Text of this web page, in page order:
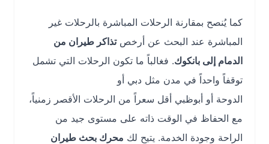
كما يُنصح بمقارنة الرحلات المباشرة بالرحلات غير
المباشرة عند البحث عن أرخص تذاكر طيران من
الدمام إلى بانكوك. فغالباً ما تكون الرحلات التي تشمل
توقفاً واحداً في مدن مثل دبي أو
الدوحة أو أبوظبي أقل سعراً من الرحلات الأقصر زمنياً،
مع الحفاظ في الوقت ذاته على مستوى جيد من
الراحة وجودة الخدمة. يتيح لكمحرك بحث طيران